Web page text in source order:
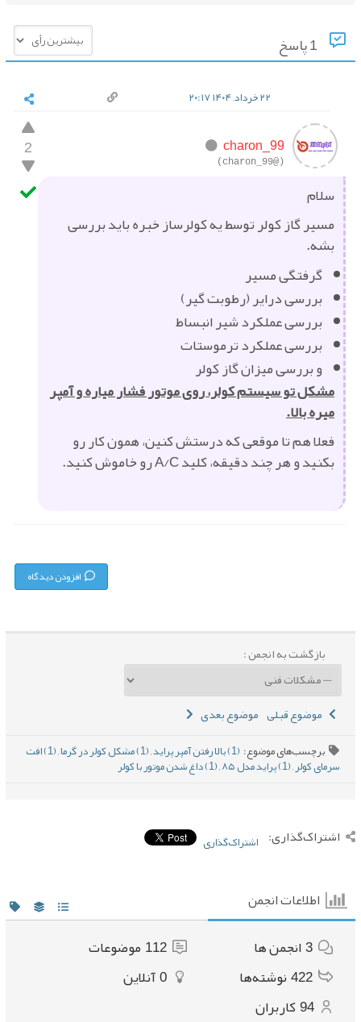
1 پاسخ
charon_99
(@charon_99)
سلام
مسیر گاز کولر توسط یه کولرساز خبره باید بررسی
بشه.
گرفتگی مسیر
بررسی درایر (رطوبت گیر)
بررسی عملکرد شیر انبساط
بررسی عملکرد ترموستات
و بررسی میزان گاز کولر
مشکل تو سیستم کولر، روی موتور فشار میاره و آمپر
میره بالا.
فعلا هم تا موقعی که درستش کنین، همون کار رو
بکنید و هر چند دقیقه، کلید A/C رو خاموش کنید.
افزودن دیدگاه
بازگشت به انجمن :
موضوع قبلی موضوع بعدی
برچسب‌های موضوع:(1) بالا رفتن آمپر پراید ,(1) مشکل کولر در گرما , (1) افت
سرمای کولر,(1) پراید مدل ۸۵ (1) داغ شدن موتور با کولر
اشتراک‌گذاری: اشتراک‌گذاری
اطلاعات انجمن
3 انجمن ها 112موضوعات
422نوشته‌ها 0 آنلاین
94 کاربران